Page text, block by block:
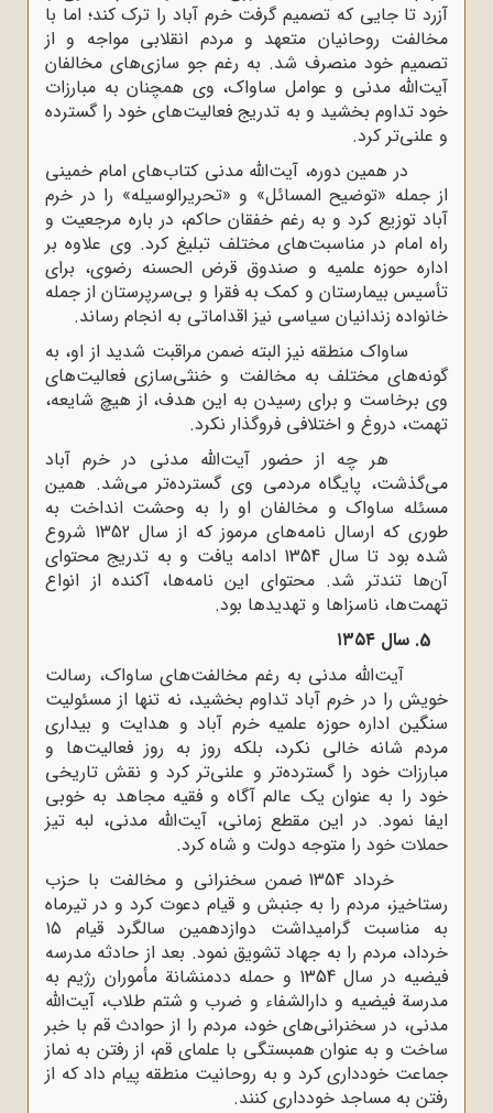
آزرد تا جایی که تصمیم گرفت خرم آباد را ترک کند؛ اما با
مخالفت روحانیان متعهد و مردم انقلابی مواجه و از
تصمیم خود منصرف شد. به‌ رغم جو سازی‌های مخالفان
آیت‌الله مدنی و عوامل ساواک، وی همچنان به مبارزات
خود تداوم بخشید و به تدریج فعالیت‌های خود را گسترده
و علنی‌تر کرد.
در همین دوره، آیت‌الله مدنی کتاب‌های امام خمینی
از جمله «توضیح المسائل» و «تحریرالوسیله» را در خرم
آباد توزیع کرد و به ‌رغم خفقان حاکم، در باره مرجعیت و
راه امام در مناسبت‌های مختلف تبلیغ کرد. وی علاوه بر
اداره حوزه علمیه و صندوق قرض الحسنه رضوی، برای
تأسیس بیمارستان و کمک به فقرا و بی‌سرپرستان از جمله
خانواده زندانیان سیاسی نیز اقداماتی به انجام رساند.
ساواک منطقه نیز البته ضمن مراقبت شدید از او، به
گونه‌های مختلف به مخالفت و خنثی‌سازی فعالیت‌های
وی برخاست و برای رسیدن به این هدف، از هیچ شایعه،
تهمت، دروغ و اختلافی فروگذار نکرد.
هر چه از حضور آیت‌الله مدنی در خرم آباد
می‌گذشت، پایگاه مردمی وی گسترده‌تر می‌شد. همین
مسئله ساواک و مخالفان او را به وحشت انداخت به
طوری ‌که ارسال نامه‌های مرموز که از سال 1352 شروع
شده بود تا سال 1354 ادامه یافت و به تدریج محتوای
آن‌ها تندتر شد. محتوای این نامه‌ها، آکنده از انواع
تهمت‌ها، ناسزاها و تهدیدها بود.
آیت‌الله مدنی به‌‌ رغم مخالفت‌های ساواک، رسالت
خویش را در خرم آباد تداوم بخشید، نه تنها از مسئولیت
سنگین اداره حوزه علمیه خرم آباد و هدایت و بیداری
مردم شانه خالی نکرد، بلکه روز به روز فعالیت‌ها و
مبارزات خود را گسترده‌تر و علنی‌تر کرد و نقش تاریخی
خود را به عنوان یک عالم آگاه و فقیه مجاهد به خوبی
ایفا نمود. در این مقطع زمانی، آیت‌الله مدنی، لبه تیز
حملات خود را متوجه دولت و شاه کرد.
خرداد 1354 ضمن سخنرانی و مخالفت با حزب
رستاخیز، مردم را به جنبش و قیام دعوت کرد و در تیرماه
به مناسبت گرامیداشت دوازدهمین سالگرد قیام ۱۵
خرداد، مردم را به جهاد تشویق نمود. بعد از حادثه مدرسه
فیضیه در سال 1354 و حمله ددمنشانة مأموران رژیم به
مدرسة فیضیه و دارالشفاء و ضرب و شتم طلاب، آیت‌الله
مدنی، در سخنرانی‌های خود، مردم را از حوادث قم با خبر
ساخت و به عنوان همبستگی با علمای قم، از رفتن به نماز
جماعت خودداری کرد و به روحانیت منطقه پیام داد که از
رفتن به مساجد خودداری کنند.